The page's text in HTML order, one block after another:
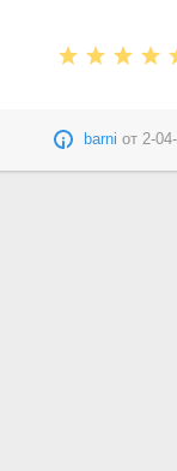
barni от2-